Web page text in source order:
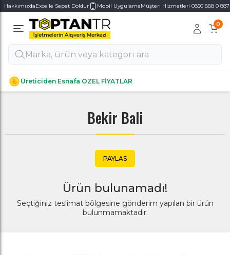
HakkımızdaExcelle Sepet Doldur Mobil UygulamaMüşteri Hizmetleri 0850 888 0 887
0
Üreticiden Esnafa ÖZEL FİYATLAR
Alt Kategoriler
Alt Kategoriler
Bekir Bali
PAYLAS
Ürün bulunamadı!
Seçtiğiniz teslimat bölgesine gönderim yapılan bir ürün
bulunmamaktadır.